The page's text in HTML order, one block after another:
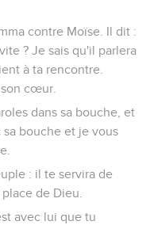
contre Moïse. Il dit :
? Je sais qu'il parlera
à ta rencontre.
cœur.
dans sa bouche, et
bouche et je vous
: il te servira de
de Dieu.
avec lui que tu